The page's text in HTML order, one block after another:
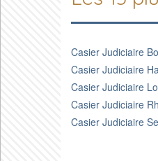
Casier Judiciaire
Casier Judiciaire
Casier Judiciaire
Casier Judiciaire
Casier Judiciaire